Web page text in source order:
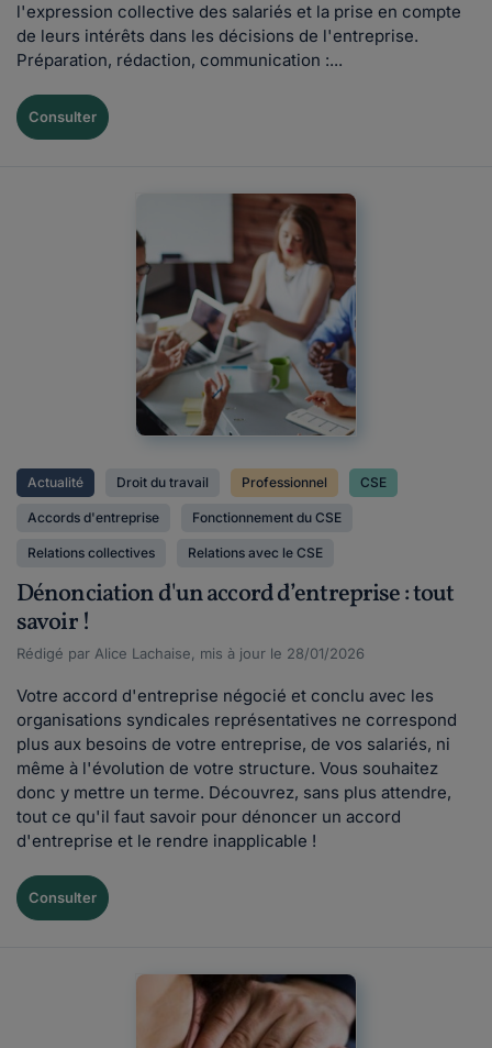
l'expression collective des salariés et la prise en compte
de leurs intérêts dans les décisions de l'entreprise.
Préparation, rédaction, communication :...
Consulter
Actualité Droit du travail Professionnel CSE
Accords d'entreprise Fonctionnement du CSE
Relations collectives Relations avec le CSE
Dénonciation d'un accord d’entreprise : tout
savoir !
Rédigé par Alice Lachaise, mis à jour le 28/01/2026
Votre accord d'entreprise négocié et conclu avec les
organisations syndicales représentatives ne correspond
plus aux besoins de votre entreprise, de vos salariés, ni
même à l'évolution de votre structure. Vous souhaitez
donc y mettre un terme. Découvrez, sans plus attendre,
tout ce qu'il faut savoir pour dénoncer un accord
d'entreprise et le rendre inapplicable !
Consulter